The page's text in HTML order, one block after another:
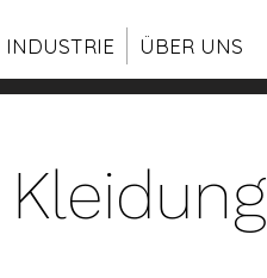
INDUSTRIE ÜBER UNS